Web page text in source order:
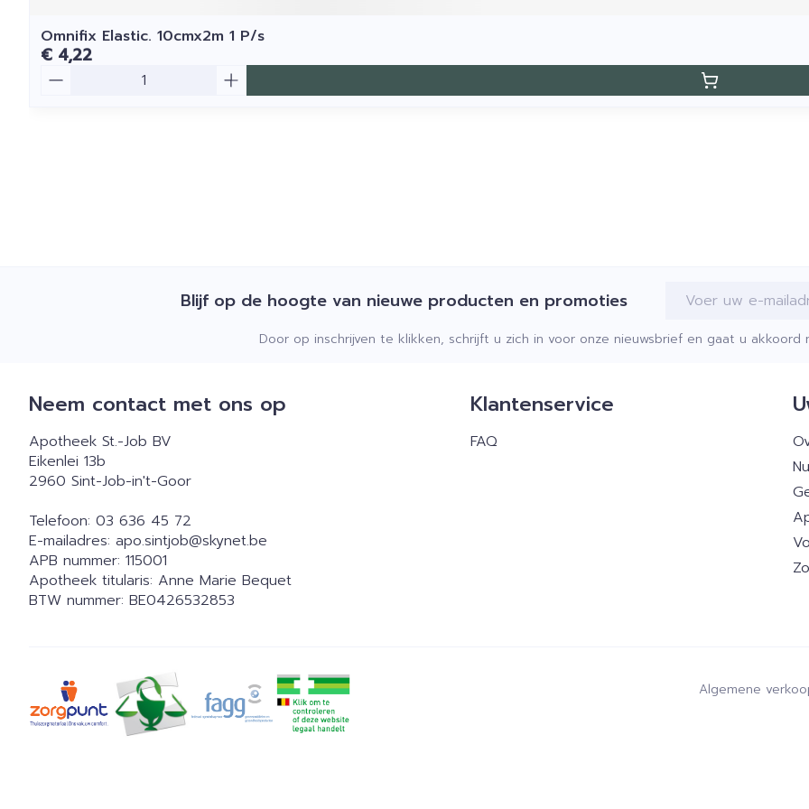
Omnifix Elastic. 10cmx2m 1 P/s
€ 4,22
Blijf op de hoogte van nieuwe producten en promoties E-mail adres
Door op inschrijven te klikken, schrijft u zich in voor onze nieuwsbrief en gaat u
Neem contact met ons op
Apotheek St.-Job BV
Eikenlei 13b
2960 Sint-Job-in't-Goor
Telefoon: 03 636 45 72
E-mailadres: apo.sintjob@skynet.be
APB nummer: 115001
Apotheek titularis: Anne Marie Bequet
BTW nummer: BE0426532853
Klantenservice
FAQ
Algemene